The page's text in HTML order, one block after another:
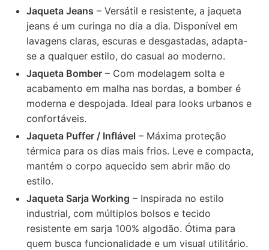
Jaqueta Jeans – Versátil e resistente, a jaqueta
jeans é um curinga no dia a dia. Disponível em
lavagens claras, escuras e desgastadas, adapta-
se a qualquer estilo, do casual ao moderno.
Jaqueta Bomber – Com modelagem solta e
acabamento em malha nas bordas, a bomber é
moderna e despojada. Ideal para looks urbanos e
confortáveis.
Jaqueta Puffer / Inflável – Máxima proteção
térmica para os dias mais frios. Leve e compacta,
mantém o corpo aquecido sem abrir mão do
estilo.
Jaqueta Sarja Working – Inspirada no estilo
industrial, com múltiplos bolsos e tecido
resistente em sarja 100% algodão. Ótima para
quem busca funcionalidade e um visual utilitário.